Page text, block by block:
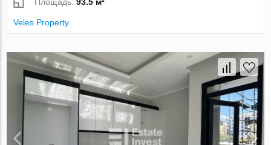
Veles Property